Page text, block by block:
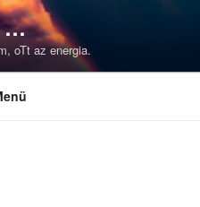
…
oTt az energia.